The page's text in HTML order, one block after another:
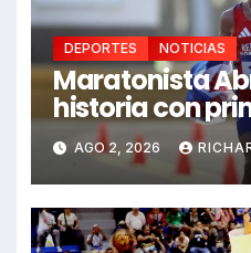
DEPORTES NOTICIAS
Maratonista
historia con
en Juegos
2026
AGO 2, 2026